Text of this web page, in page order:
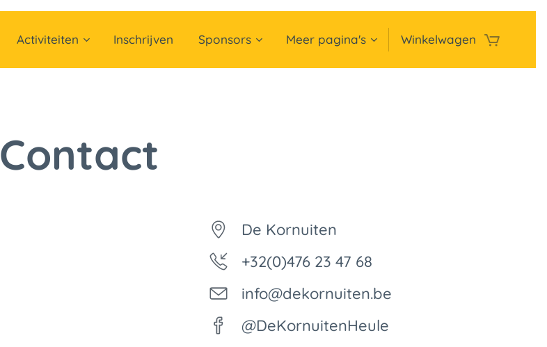
Activiteiten Inschrijven Sponsors Meer pagina's Winkelwagen
Contact
De Kornuiten
+32(0)476 23 47 68
info@dekornuiten.be
@DeKornuitenHeule